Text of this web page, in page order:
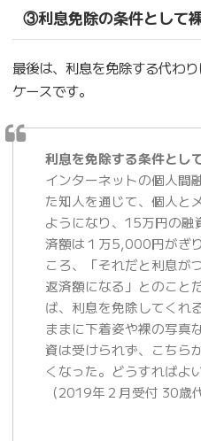
③利息免除の条件として
最後は、利息を免除する代わ
ケースです。
利息を免除する条件とし
インターネットの個人間
た知人を通じて、個人と
ようになり、15万円の融
済額は１万5,000円がぎ
ころ、「それだと利息が
返済額になる」とのこと
ば、利息を免除してくれ
ままに下着姿や裸の写真
資は受けられず、こちら
くなった。どうすればよ
（2019年２月受付 30歳